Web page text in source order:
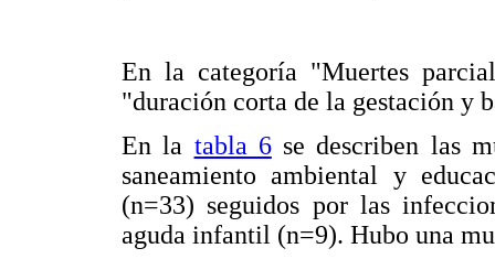
En la categoría "Muertes
"duración corta de la gestación y
En la tabla 6se describen las
saneamiento ambiental y
(n=33) seguidos por las
aguda infantil (n=9). Hubo una